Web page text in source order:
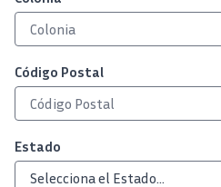
Código Postal
Estado